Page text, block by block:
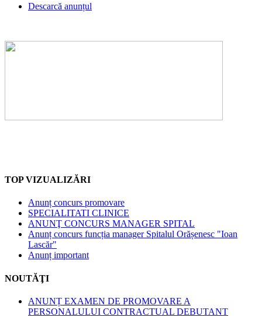
Descarcă anunțul
TOP VIZUALIZĂRI
Anunț concurs promovare
SPECIALITATI CLINICE
ANUNŢ CONCURS MANAGER SPITAL
Anunț concurs funcția manager Spitalul Orășenesc "Ioan
Lascăr"
Anunț important
NOUTĂŢI
ANUNȚ EXAMEN DE PROMOVARE A
PERSONALULUI CONTRACTUAL DEBUTANT